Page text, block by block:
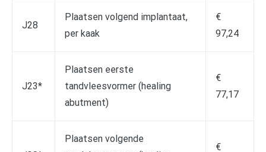
J28
Plaatsen volgend implantaat,
per kaak
€
97,24
J23*
Plaatsen eerste
tandvleesvormer (healing
abutment)
€
77,17
Plaatsen volgende
€